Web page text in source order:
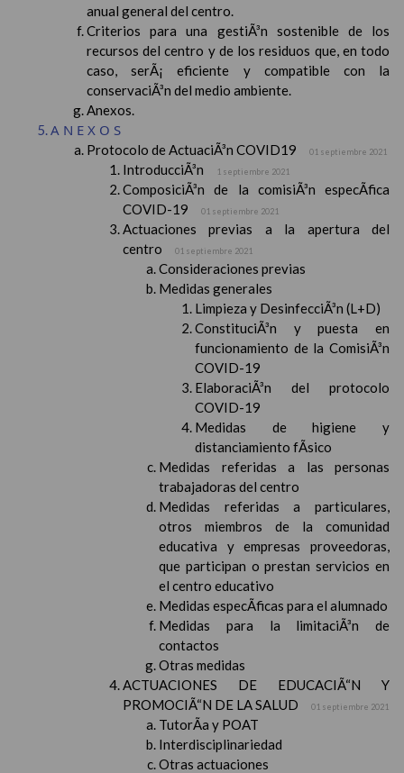
anual general del centro.
Criterios para una gestiÃ³n sostenible de los
recursos del centro y de los residuos que, en todo
caso, serÃ¡ eficiente y compatible con la
conservaciÃ³n del medio ambiente.
Anexos.
ANEXOS
Protocolo de ActuaciÃ³n COVID19 01 septiembre 2021
IntroducciÃ³n 1 septiembre 2021
ComposiciÃ³n de la comisiÃ³n especÃ­fica
COVID-19
01 septiembre 2021
Actuaciones previas a la apertura del
centro
01 septiembre 2021
Consideraciones previas
Medidas generales
Limpieza y DesinfecciÃ³n (L+D)
ConstituciÃ³n y puesta en
funcionamiento de la ComisiÃ³n
COVID-19
ElaboraciÃ³n del protocolo
COVID-19
Medidas de higiene y
distanciamiento fÃ­sico
Medidas referidas a las personas
trabajadoras del centro
Medidas referidas a particulares,
otros miembros de la comunidad
educativa y empresas proveedoras,
que participan o prestan servicios en
el centro educativo
Medidas especÃ­ficas para el alumnado
Medidas para la limitaciÃ³n de
contactos
Otras medidas
ACTUACIONES DE EDUCACIÃ“N Y
PROMOCIÃ“N DE LA SALUD
01 septiembre 2021
TutorÃ­a y POAT
Interdisciplinariedad
Otras actuaciones